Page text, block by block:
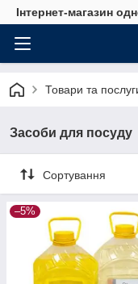
Інтернет-магазин
Товари та
Засоби для посуду
Сортування
–5%